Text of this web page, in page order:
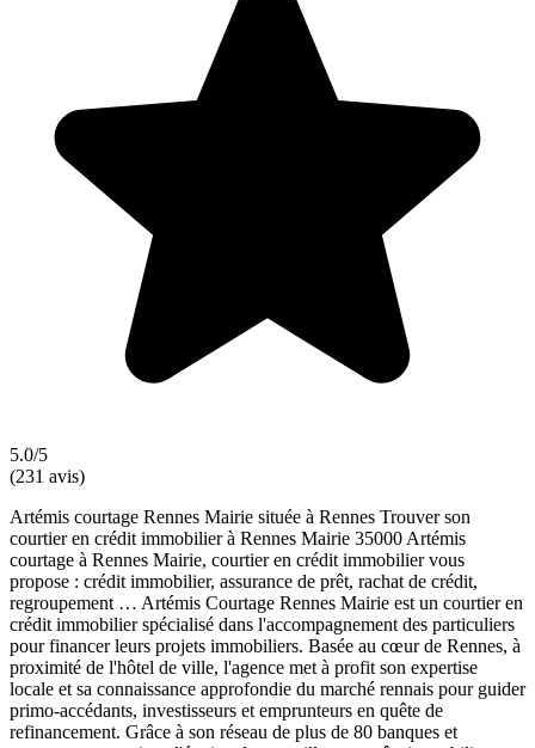
5.0/5
(231 avis)
Artémis courtage Rennes Mairie située à Rennes Trouver son
courtier en crédit immobilier à Rennes Mairie 35000 Artémis
courtage à Rennes Mairie, courtier en crédit immobilier vous
propose : crédit immobilier, assurance de prêt, rachat de crédit,
regroupement … Artémis Courtage Rennes Mairie est un courtier en
crédit immobilier spécialisé dans l'accompagnement des particuliers
pour financer leurs projets immobiliers. Basée au cœur de Rennes, à
proximité de l'hôtel de ville, l'agence met à profit son expertise
locale et sa connaissance approfondie du marché rennais pour guider
primo-accédants, investisseurs et emprunteurs en quête de
refinancement. Grâce à son réseau de plus de 80 banques et